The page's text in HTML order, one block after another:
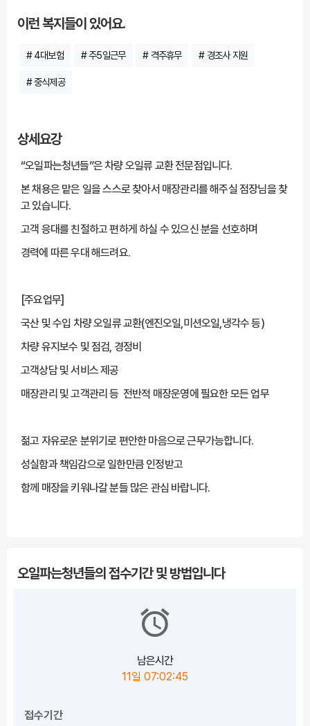
이런 복지들이 있어요.
# 4대보험 # 주5일근무 # 격주휴무 # 경조사 지원
# 중식제공
상세요강
“오일파는청년들”은 차량 오일류 교환 전문점입니다.
본 채용은 맡은 일을 스스로 찾아서 매장관리를 해주실 점장님을 찾
고 있습니다.
고객 응대를 친절하고 편하게 하실 수 있으신 분을 선호하며
경력에 따른 우대 해드려요.
[주요업무]
국산 및 수입 차량 오일류 교환(엔진오일,미션오일,냉각수 등)
차량 유지보수 및 점검, 경정비
고객상담 및 서비스 제공
매장관리 및 고객관리 등 전반적 매장운영에 필요한 모든 업무
젊고 자유로운 분위기로 편안한 마음으로 근무가능합니다.
성실함과 책임감으로 일한만큼 인정받고
함께 매장을 키워나갈 분들 많은 관심 바랍니다.
오일파는청년들의 접수기간 및 방법입니다
남은시간
11일 07:02:45
접수기간